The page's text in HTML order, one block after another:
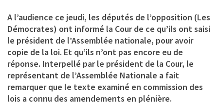
A l’audience ce jeudi, les députés de l’opposition (Les
Démocrates) ont informé la Cour de ce qu’ils ont saisi
le président de l’Assemblée nationale, pour avoir
copie de la loi. Et qu’ils n’ont pas encore eu de
réponse. Interpellé par le président de la Cour, le
représentant de l’Assemblée Nationale a fait
remarquer que le texte examiné en commission des
lois a connu des amendements en plénière.